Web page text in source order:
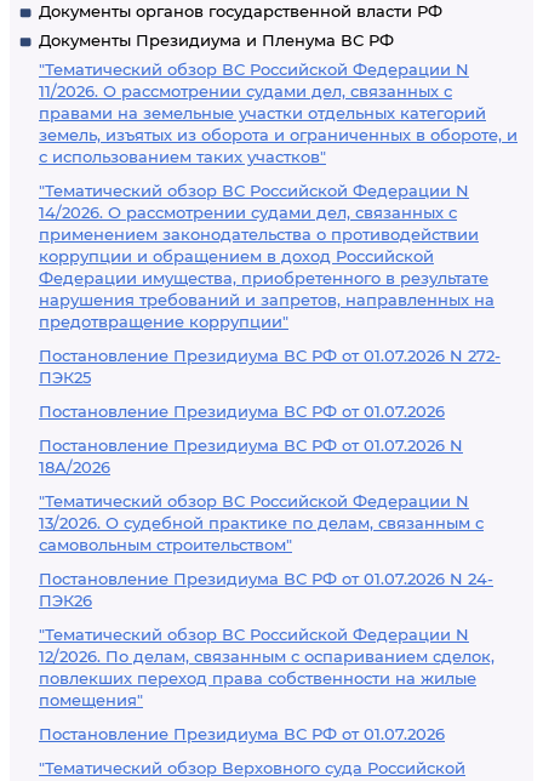
Документы органов государственной власти РФ
Документы Президиума и Пленума ВС РФ
"Тематический обзор ВС Российской Федерации N
11/2026. О рассмотрении судами дел, связанных с
правами на земельные участки отдельных категорий
земель, изъятых из оборота и ограниченных в обороте, и
с использованием таких участков"
"Тематический обзор ВС Российской Федерации N
14/2026. О рассмотрении судами дел, связанных с
применением законодательства о противодействии
коррупции и обращением в доход Российской
Федерации имущества, приобретенного в результате
нарушения требований и запретов, направленных на
предотвращение коррупции"
Постановление Президиума ВС РФ от 01.07.2026 N 272-
ПЭК25
Постановление Президиума ВС РФ от 01.07.2026
Постановление Президиума ВС РФ от 01.07.2026 N
18А/2026
"Тематический обзор ВС Российской Федерации N
13/2026. О судебной практике по делам, связанным с
самовольным строительством"
Постановление Президиума ВС РФ от 01.07.2026 N 24-
ПЭК26
"Тематический обзор ВС Российской Федерации N
12/2026. По делам, связанным с оспариванием сделок,
повлекших переход права собственности на жилые
помещения"
Постановление Президиума ВС РФ от 01.07.2026
"Тематический обзор Верховного суда Российской